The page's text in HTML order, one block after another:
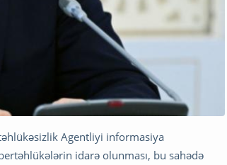
Agentliyi informasiya
idarə olunması, bu sahədə